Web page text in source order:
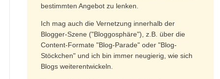
bestimmten Angebot zu lenken.
Ich mag auch die Vernetzung innerhalb der
Blogger-Szene ("Bloggosphäre"), z.B. über die
Content-Formate "Blog-Parade" oder "Blog-
Stöckchen" und ich bin immer neugierig, wie sich
Blogs weiterentwickeln.